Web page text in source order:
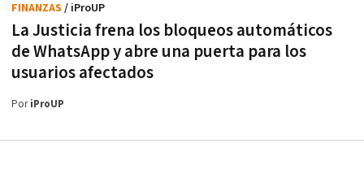
La Justicia frena los bloqueos automáticos
de WhatsApp y abre una puerta para los
usuarios afectados
FINANZAS / iProUP
PoriProUP